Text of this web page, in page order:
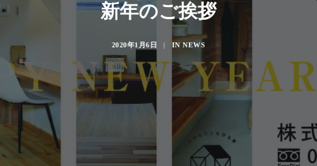
新年のご挨拶
2020年1月6日 | INNEWS